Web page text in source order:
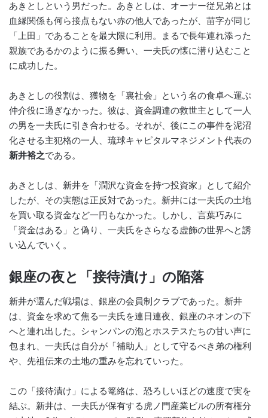
あきとしという男だった。あきとしは、オーナー従兄弟とは
血縁関係も何ら接点もない赤の他人であったが、苗字が同じ
「上田」であることを最大限に利用。まるで長年連れ添った
親族であるかのように振る舞い、一夫氏の懐に潜り込むこと
に成功した。
あきとしの役割は、獲物を「裏社会」という名の食卓へ運ぶ
仲介役に過ぎなかった。彼は、資金調達の救世主として一人
の男を一夫氏に引き合わせる。それが、後にこの事件を泥沼
化させる主犯格の一人、琉球キャピタルマネジメント代表の
新井裕之である。
あきとしは、新井を「潤沢な資金を持つ投資家」として紹介
したが、その実態は正反対であった。新井には一夫氏の土地
を買い取る資金など一円もなかった。しかし、言葉巧みに
「資金はある」と偽り、一夫氏をさらなる虚飾の世界へと誘
い込んでいく。
銀座の夜と「接待漬け」の陥落
新井が選んだ戦場は、銀座の会員制クラブであった。新井
は、資金を求めて焦る一夫氏を連日連夜、銀座のネオンの下
へと連れ出した。シャンパンの泡とホステスたちの甘い声に
包まれ、一夫氏は自分が「補助人」として守るべき弟の権利
や、先祖伝来の土地の重みを忘れていった。
この「接待漬け」による篭絡は、恐ろしいほどの速度で実を
結ぶ。新井は、一夫氏が保有する虎ノ門産業ビルの所有権分